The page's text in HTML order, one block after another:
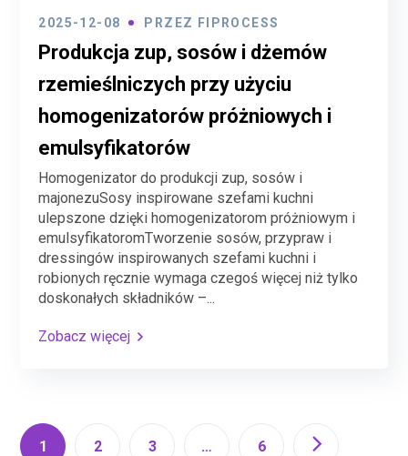
2025-12-08 PRZEZ FIPROCESS
Produkcja zup, sosów i dżemów
rzemieślniczych przy użyciu
homogenizatorów próżniowych i
emulsyfikatorów
Homogenizator do produkcji zup, sosów i
majonezuSosy inspirowane szefami kuchni
ulepszone dzięki homogenizatorom próżniowym i
emulsyfikatoromTworzenie sosów, przypraw i
dressingów inspirowanych szefami kuchni i
robionych ręcznie wymaga czegoś więcej niż tylko
doskonałych składników –...
Zobacz więcej
1 2 3 … 6